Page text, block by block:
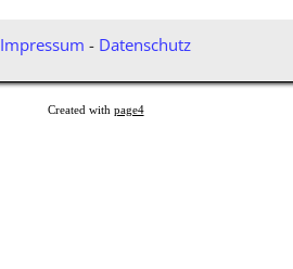
Impressum - Datenschutz
Created with page4